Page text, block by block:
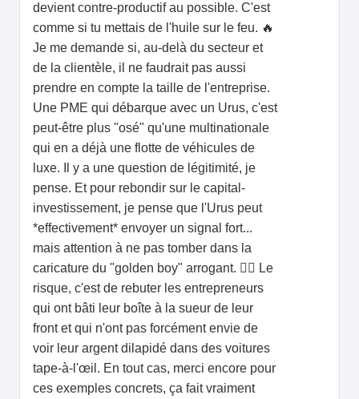
devient contre-productif au possible. C'est
comme si tu mettais de l'huile sur le feu. 🔥
Je me demande si, au-delà du secteur et
de la clientèle, il ne faudrait pas aussi
prendre en compte la taille de l'entreprise.
Une PME qui débarque avec un Urus, c'est
peut-être plus "osé" qu'une multinationale
qui en a déjà une flotte de véhicules de
luxe. Il y a une question de légitimité, je
pense. Et pour rebondir sur le capital-
investissement, je pense que l'Urus peut
*effectivement* envoyer un signal fort...
mais attention à ne pas tomber dans la
caricature du "golden boy" arrogant. 🧑‍♂️ Le
risque, c'est de rebuter les entrepreneurs
qui ont bâti leur boîte à la sueur de leur
front et qui n'ont pas forcément envie de
voir leur argent dilapidé dans des voitures
tape-à-l'œil. En tout cas, merci encore pour
ces exemples concrets, ça fait vraiment